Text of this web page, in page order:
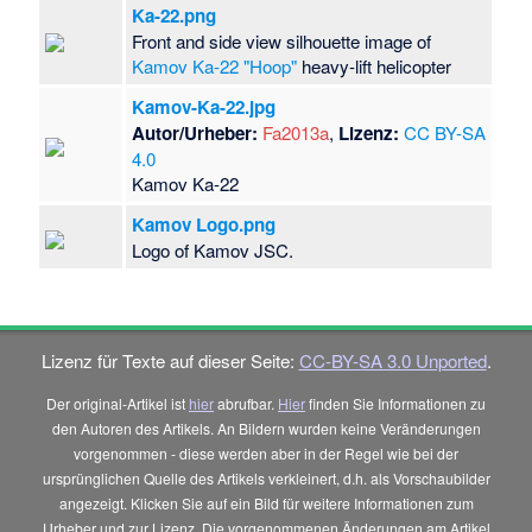
Ka-22.png
Front and side view silhouette image of
Kamov Ka-22 "Hoop" heavy-lift helicopter
Kamov-Ka-22.jpg
Autor/Urheber: Fa2013a, Lizenz: CC BY-SA
4.0
Kamov Ka-22
Kamov Logo.png
Logo of Kamov JSC.
Lizenz für Texte auf dieser Seite: CC-BY-SA 3.0 Unported.
Der original-Artikel ist hierabrufbar. Hierfinden Sie Informationen zu
den Autoren des Artikels. An Bildern wurden keine Veränderungen
vorgenommen - diese werden aber in der Regel wie bei der
ursprünglichen Quelle des Artikels verkleinert, d.h. als Vorschaubilder
angezeigt. Klicken Sie auf ein Bild für weitere Informationen zum
Urheber und zur Lizenz. Die vorgenommenen Änderungen am Artikel